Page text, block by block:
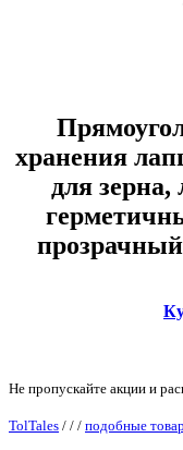
хранения
для
Не пропускайте акции и
TolTales / / / подобные